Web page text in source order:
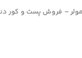
– فروش پست و